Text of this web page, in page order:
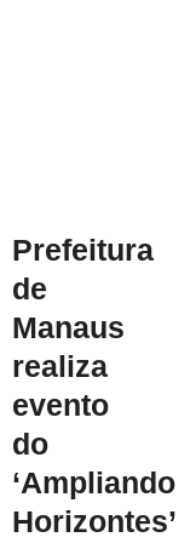
Prefeitura
de
Manaus
realiza
evento
do
‘Ampliando
Horizontes’